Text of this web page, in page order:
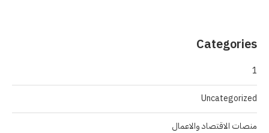
Categories
1
Uncategorized
منصات الاقتصاد والاعمال